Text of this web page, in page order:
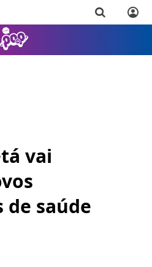
vai
de saúde